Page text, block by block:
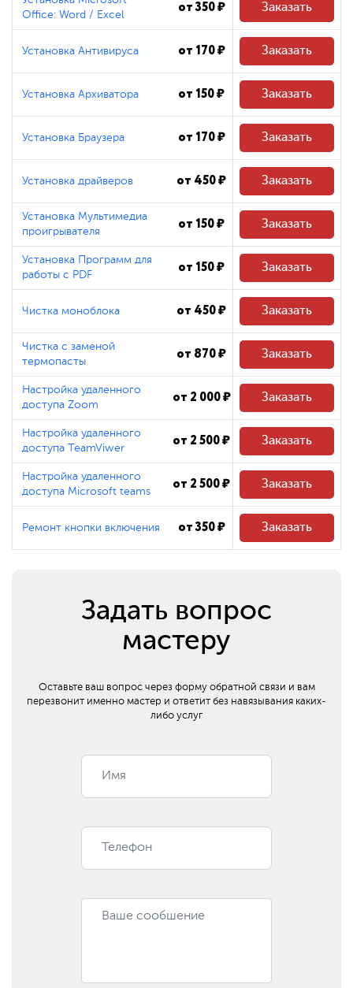
Office: Word / Excel
от 350 ₽ Заказать
Установка Антивируса от 170 ₽ Заказать
Установка Архиватора от 150 ₽ Заказать
Установка Браузера от 170 ₽ Заказать
Установка драйверов от 450 ₽ Заказать
Установка Мультимедиа
проигрывателя
от 150 ₽ Заказать
Установка Программ для
работы с PDF
от 150 ₽ Заказать
Чистка моноблока от 450 ₽ Заказать
Чистка с заменой
термопасты
от 870 ₽ Заказать
Настройка удаленного
доступа Zoom
от 2 000 ₽ Заказать
Настройка удаленного
доступа TeamViwer
от 2 500 ₽ Заказать
Настройка удаленного
доступа Microsoft teams
от 2 500 ₽ Заказать
Ремонт кнопки включения от 350 ₽ Заказать
Задать вопрос
мастеру
Оставьте ваш вопрос через форму обратной связи и вам
перезвонит именно мастер и ответит без навязывания каких-
либо услуг